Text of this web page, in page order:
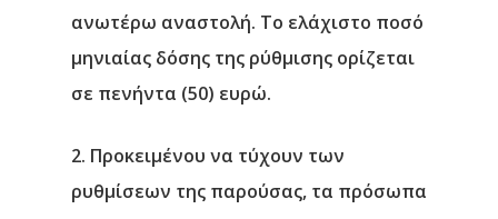
ανωτέρω αναστολή. Το ελάχιστο ποσό
μηνιαίας δόσης της ρύθμισης ορίζεται
σε πενήντα (50) ευρώ.
2. Προκειμένου να τύχουν των
ρυθμίσεων της παρούσας, τα πρόσωπα